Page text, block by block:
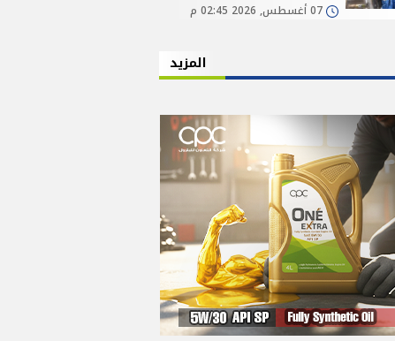
07 أغسطس, 2026 02:45 م
المزيد